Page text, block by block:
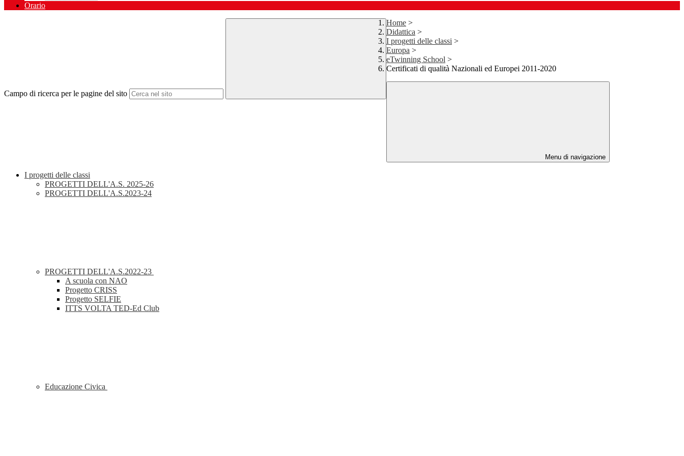
Orario
Campo di ricerca per le pagine del sito
Home >
Didattica >
I progetti delle classi >
Europa >
eTwinning School >
Certificati di qualità Nazionali ed Europei 2011-2020
Menu di navigazione
I progetti delle classi
PROGETTI DELL'A.S. 2025-26
PROGETTI DELL'A.S.2023-24
PROGETTI DELL'A.S.2022-23
A scuola con NAO
Progetto CRISS
Progetto SELFIE
ITTS VOLTA TED-Ed Club
Educazione Civica